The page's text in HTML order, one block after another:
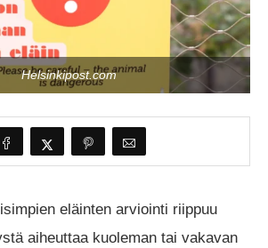
Helsinkipost.com
eläinten arviointi riippuu
aiheuttaa kuoleman tai vakavan